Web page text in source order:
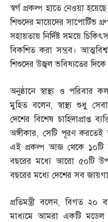
স্বর্গ প্রকল্প হাতে নেওয়া
শিশুদের মায়েদের সাপোর্টিভ
সহায়তায় নির্দিষ্ট সময়ে
বিকশিত করা সম্ভব।
শিশুদের উজ্বল ভবিষ্যতের
অনুষ্ঠানে স্বাস্থ্য ও পরিবার
মুহিত বলেন,স্বাস্থ্য শুধু
দেশের বিশেষ চাহিদাপ্রাপ্ত
অঙ্গীকার, সেটি পূরণ
এই প্রকল্প আজ থেকে
বছরের মধ্যে আরো ৫০টি
বছরের মধ্যে দেশের সব
প্রতিমন্ত্রী বলেন,বিগত ২০
মাধ্যমে আমরা একটি মডেল